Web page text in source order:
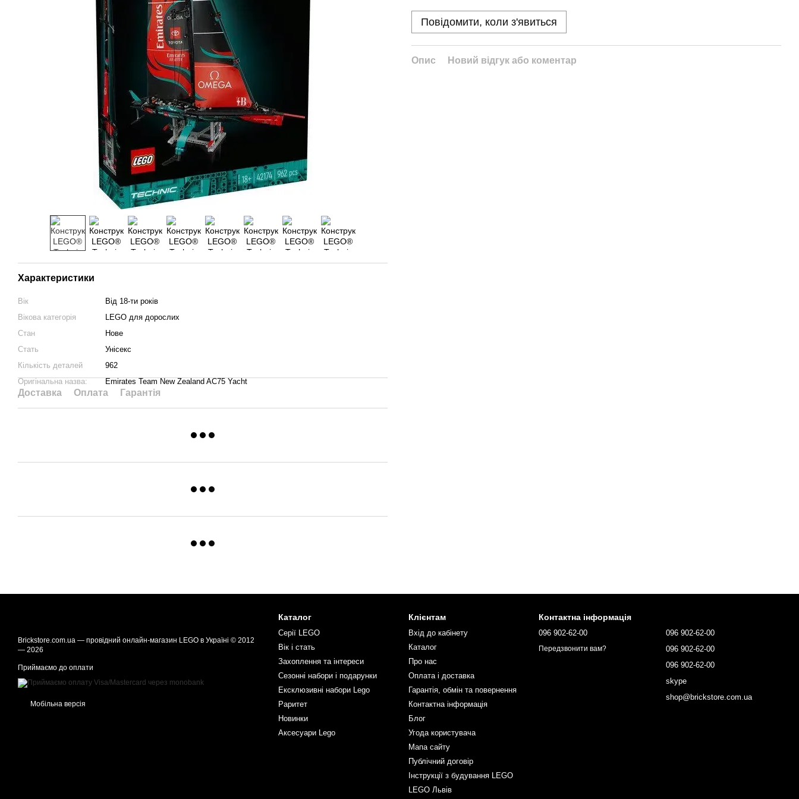
Характеристики
Вік
Від 18-ти років
Вікова категорія
LEGO для дорослих
Стан
Нове
Стать
Унісекс
Кількість деталей
962
Оригінальна назва:
Emirates Team New Zealand AC75 Yacht
Доставка Оплата Гарантія
Повідомити, коли з'явиться
Опис Новий відгук або коментар
Brickstore.com.ua — провідний онлайн-магазин LEGO в Україні © 2012
— 2026
Приймаємо до оплати
Мобільна версія
Каталог
Серії LEGO
Вік і стать
Захоплення та інтереси
Сезонні набори і подарунки
Ексклюзивні набори Lego
Раритет
Новинки
Аксесуари Lego
Клієнтам
Вхід до кабінету
Каталог
Про нас
Оплата і доставка
Гарантія, обмін та повернення
Контактна інформація
Блог
Угода користувача
Мапа сайту
Публічний договір
Інструкції з будування LEGO
LEGO Львів
Контактна інформація
096 902-62-00
Передзвонити вам?
096 902-62-00
096 902-62-00
096 902-62-00
skype
shop@brickstore.com.ua